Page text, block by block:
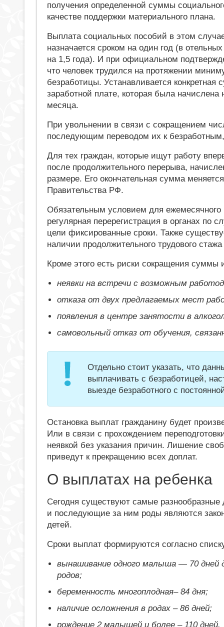
получения определенной суммы
качестве поддержки материального плана.
Выплата социальных пособий в этом
назначается сроком на один год (в
на 1,5 года). И при официальном
что человек трудился на протяжении
безработицы. Устанавливается
заработной плате, которая была
месяца.
При увольнении в связи с сокращением
последующим переводом их к
Для тех граждан, которые ищут работу
после продолжительного перерыва,
размере. Его окончательная сумма
Правительства РФ.
Обязательным условием для ежемесячного
регулярная перерегистрация в органах по
цели фиксированные сроки. Также
наличии продолжительного трудового
Кроме этого есть риски сокращения
неявки на встречи с возможным
отказа от двух предлагаемых мест
появления в центре занятости в
самовольный отказ от обучения,
Отдельно стоит указать, что
выплачивать с безработицей,
выезде безработного с
Остановка выплат гражданину будет
Или в связи с прохождением
неявкой без указания причин. Лишение
приведут к прекращению всех доплат.
О выплатах на ребенка
Сегодня существуют самые
и последующие за ним роды являются
детей.
Сроки выплат формируются согласно
вынашивание одного малыша — 70 дней
родов;
беременность многоплодная– 84 дня;
наличие осложнения в родах – 86 дней;
рождение 2 малышей и более – 110 дней.